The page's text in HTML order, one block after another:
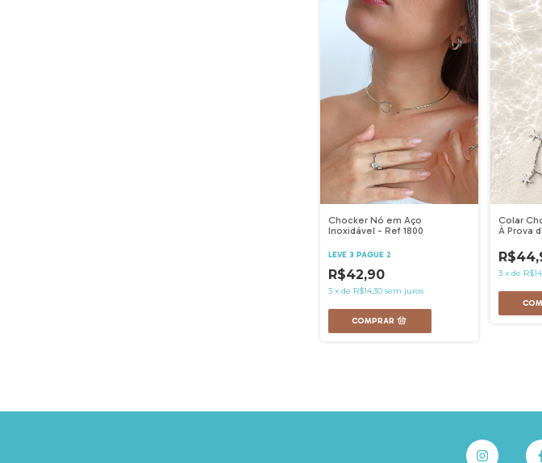
Chocker Nó em Aço
Inoxidável - Ref 1800
LEVE 3 PAGUE 2
R$42,90
3 x de R$14,30 sem juros
Colar
À Prova
3 xde